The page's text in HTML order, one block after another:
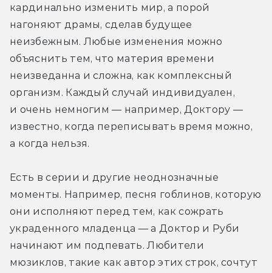
кардинально изменить мир, а порой
нагоняют драмы, сделав будущее
неизбежным. Любые изменения можно
объяснить тем, что материя времени
неизведанна и сложна, как комплексный
организм. Каждый случай индивидуален,
и очень немногим — например, Доктору —
известно, когда переписывать время можно,
а когда нельзя.
Есть в серии и другие неоднозначные
моменты. Например, песня гоблинов, которую
они исполняют перед тем, как сожрать
украденного младенца — а Доктор и Руби
начинают им подпевать. Любители
мюзиклов, такие как автор этих строк, сочтут